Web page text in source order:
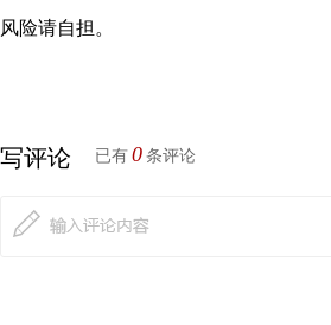
风险请自担。
写评论 已有 0 条评论